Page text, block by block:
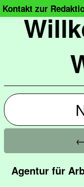
Kontakt zur
Agentur für